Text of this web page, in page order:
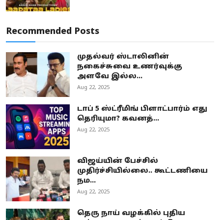
Recommended Posts
முதல்வர் ஸ்டாலினின்
நகைச்சுவை உணர்வுக்கு
அளவே இல்ல...
Aug 22, 2025
டாப் 5 ஸ்ட்ரீமிங் பிளாட்பார்ம் எது
தெரியுமா? கவனத்...
Aug 22, 2025
விஜய்யின் பேச்சில்
முதிர்ச்சியில்லை.. கூட்டணியை
நம...
Aug 22, 2025
தெரு நாய் வழக்கில் புதிய